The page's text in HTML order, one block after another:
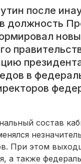
после
должность
в
состав
При этом
а также